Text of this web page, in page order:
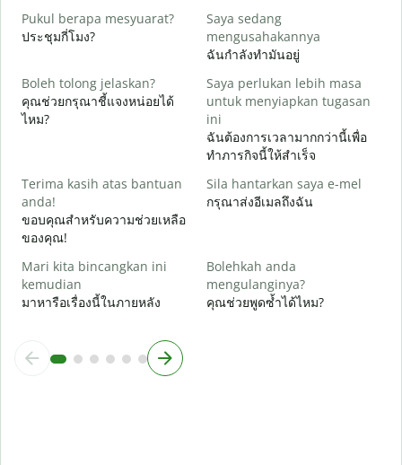
Pukul berapa mesyuarat?
ประชุมกี่โมง?
Saya sedang
mengusahakannya
ฉันกำลังทำมันอยู่
Boleh tolong jelaskan?
คุณช่วยกรุณาชี้แจงหน่อยได้
ไหม?
Saya perlukan lebih masa
untuk menyiapkan tugasan
ini
ฉันต้องการเวลามากกว่านี้เพื่อ
ทำภารกิจนี้ให้สำเร็จ
Terima kasih atas bantuan
anda!
ขอบคุณสำหรับความช่วยเหลือ
ของคุณ!
Sila hantarkan saya e-mel
กรุณาส่งอีเมลถึงฉัน
Mari kita bincangkan ini
kemudian
มาหารือเรื่องนี้ในภายหลัง
Bolehkah anda
mengulanginya?
คุณช่วยพูดซ้ำได้ไหม?